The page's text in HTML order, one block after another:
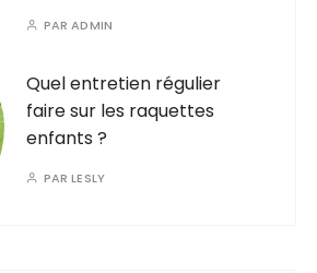
PARADMIN
Quel entretien régulier
faire sur les raquettes
enfants ?
PARLESLY